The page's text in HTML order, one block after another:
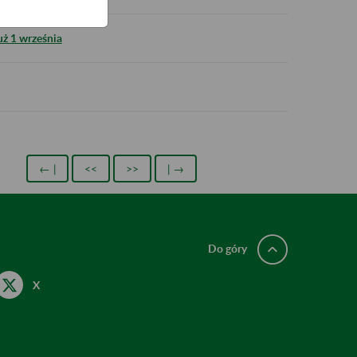
1 września
← | << >> | →
X
Do góry